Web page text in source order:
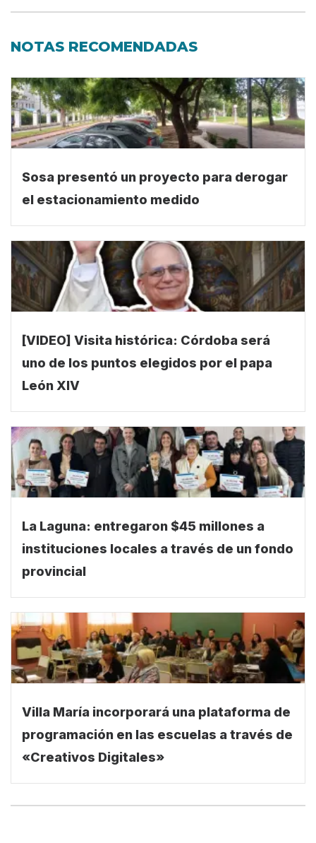
NOTAS RECOMENDADAS
Sosa presentó un proyecto para derogar
el estacionamiento medido
[VIDEO] Visita histórica: Córdoba será
uno de los puntos elegidos por el papa
León XIV
La Laguna: entregaron $45 millones a
instituciones locales a través de un fondo
provincial
Villa María incorporará una plataforma de
programación en las escuelas a través de
«Creativos Digitales»